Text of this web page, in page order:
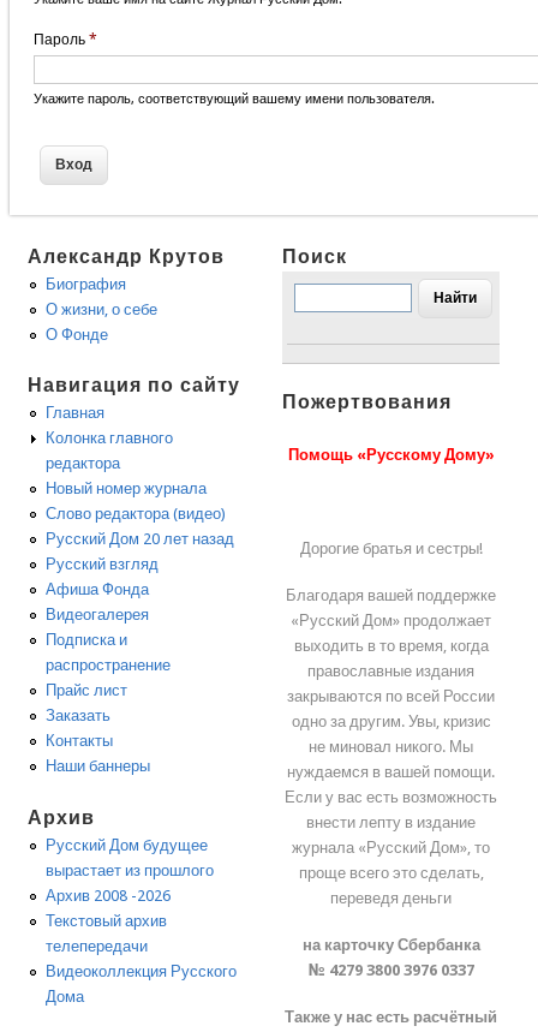
Пароль *
Укажите пароль, соответствующий вашему имени пользователя.
Александр Крутов
Биография
О жизни, о себе
О Фонде
Навигация по сайту
Главная
Колонка главного
редактора
Новый номер журнала
Слово редактора (видео)
Русский Дом 20 лет назад
Русский взгляд
Афиша Фонда
Видеогалерея
Подписка и
распространение
Прайс лист
Заказать
Контакты
Наши баннеры
Архив
Русский Дом будущее
вырастает из прошлого
Архив 2008 -2026
Текстовый архив
телепередачи
Видеоколлекция Русского
Дома
Поиск
Пожертвования
Помощь «Русскому Дому»
Дорогие братья и сестры!
Благодаря вашей поддержке
«Русский Дом» продолжает
выходить в то время, когда
православные издания
закрываются по всей России
одно за другим. Увы, кризис
не миновал никого. Мы
нуждаемся в вашей помощи.
Если у вас есть возможность
внести лепту в издание
журнала «Русский Дом», то
проще всего это сделать,
переведя деньги
на карточку Сбербанка
№ 4279 3800 3976 0337
Также у нас есть расчётный